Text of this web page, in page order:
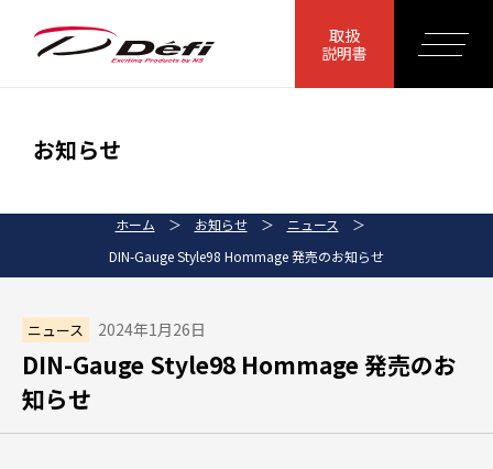
取扱
説明書
お知らせ
ホーム ＞ お知らせ＞ ニュース ＞
DIN-Gauge Style98 Hommage 発売のお知らせ
ニュース 2024年1月26日
DIN-Gauge Style98 Hommage 発売のお
知らせ